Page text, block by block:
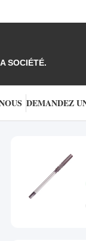
SOCIÉTÉ.